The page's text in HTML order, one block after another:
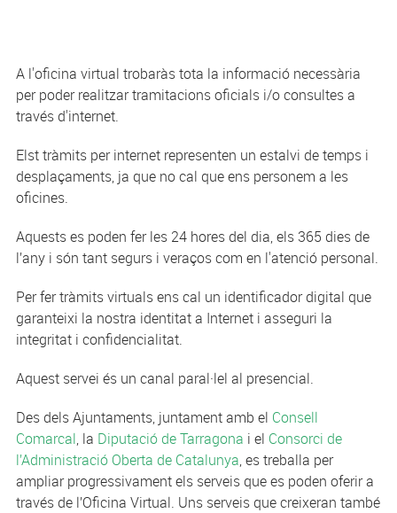
A l'oficina virtual trobaràs tota la informació necessària
per poder realitzar tramitacions oficials i/o consultes a
través d'internet.
Elst tràmits per internet representen un estalvi de temps i
desplaçaments, ja que no cal que ens personem a les
oficines.
Aquests es poden fer les 24 hores del dia, els 365 dies de
l’any i són tant segurs i veraços com en l'atenció personal.
Per fer tràmits virtuals ens cal un identificador digital que
garanteixi la nostra identitat a Internet i asseguri la
integritat i confidencialitat.
Aquest servei és un canal paral·lel al presencial.
Des dels Ajuntaments, juntament amb el Consell
Comarcal, la Diputació de Tarragona i el Consorci de
l’Administració Oberta de Catalunya, es treballa per
ampliar progressivament els serveis que es poden oferir a
través de l’Oficina Virtual. Uns serveis que creixeran també